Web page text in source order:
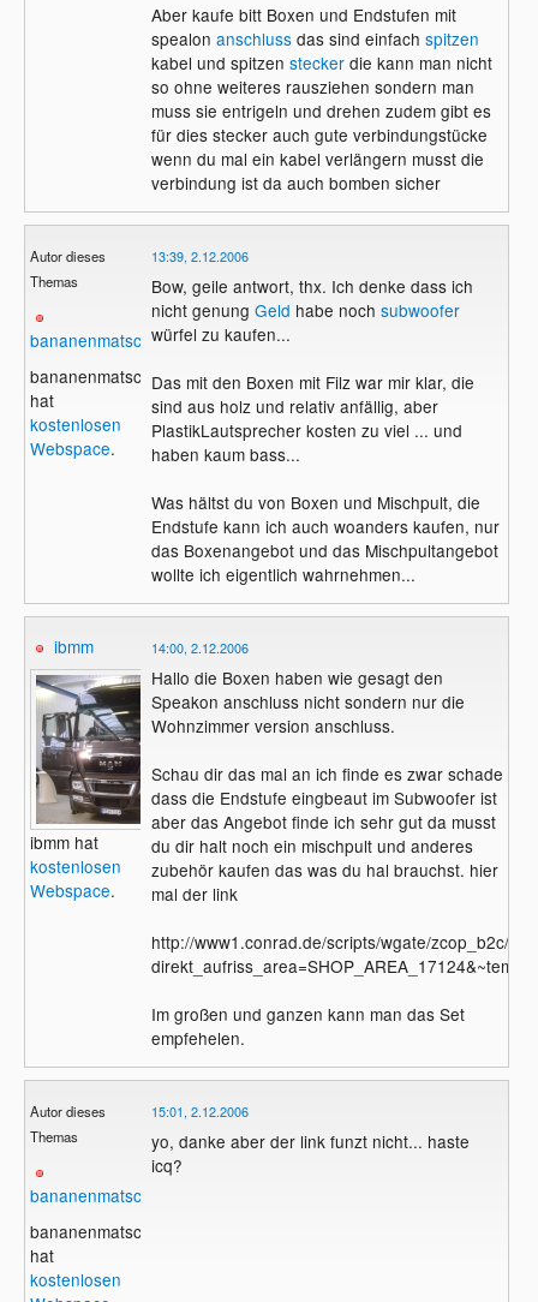
Aber kaufe bitt Boxen und Endstufen mit
spealon anschlussdas sind einfach spitzen
kabel und spitzen steckerdie kann man nicht
so ohne weiteres rausziehen sondern man
muss sie entrigeln und drehen zudem gibt es
für dies stecker auch gute verbindungstücke
wenn du mal ein kabel verlängern musst die
verbindung ist da auch bomben sicher
Autor dieses
Themas
bananenmatsch2
bananenmatsch2
hat
kostenlosen
Webspace.
13:39, 2.12.2006
Bow, geile antwort, thx. Ich denke dass ich
nicht genung Geld habe noch subwoofer
würfel zu kaufen...
Das mit den Boxen mit Filz war mir klar, die
sind aus holz und relativ anfällig, aber
PlastikLautsprecher kosten zu viel ... und
haben kaum bass...
Was hältst du von Boxen und Mischpult, die
Endstufe kann ich auch woanders kaufen, nur
das Boxenangebot und das Mischpultangebot
wollte ich eigentlich wahrnehmen...
ibmm
ibmm hat
kostenlosen
Webspace.
14:00, 2.12.2006
Hallo die Boxen haben wie gesagt den
Speakon anschluss nicht sondern nur die
Wohnzimmer version anschluss.
Schau dir das mal an ich finde es zwar schade
dass die Endstufe eingbeaut im Subwoofer ist
aber das Angebot finde ich sehr gut da musst
du dir halt noch ein mischpult und anderes
zubehör kaufen das was du hal brauchst. hier
mal der link
http://www1.conrad.de/scripts/wgate/zcop_b2c/
Im großen und ganzen kann man das Set
empfehelen.
Autor dieses
Themas
bananenmatsch2
bananenmatsch2
hat
kostenlosen
15:01, 2.12.2006
yo, danke aber der link funzt nicht... haste
icq?